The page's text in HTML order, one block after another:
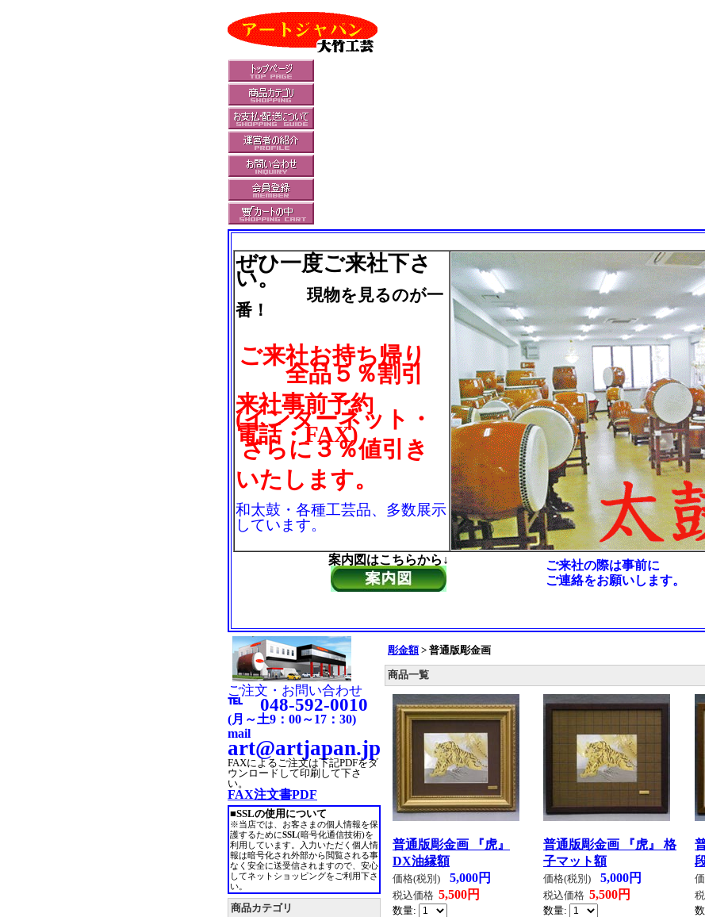
ぜひ一度ご来社下さ
い。
現物を見るのが一
番！
ご来社お持ち帰り
全品５％割引
来社事前予約
(インターネット・
電話・FAX)
さらに３％値引き
いたします。
和太鼓・各種工芸品、多数展示
しています。
案内図はこちらから↓
ご来社の際は事前に
ご連絡をお願いします。
ご注文・お問い合わせ
℡ 048-592-0010
(月～土9：00～17：30)
mail
art@artjapan.jp
FAXによるご注文は下記PDFをダ
ウンロードして印刷して下さ
い。
FAX注文書PDF
■SSLの使用について
※当店では、お客さまの個人情報を保
護するためにSSL(暗号化通信技術)を
利用しています。入力いただく個人情
報は暗号化され外部から閲覧される事
なく安全に送受信されますので、安心
してネットショッピングをご利用下さ
い。
商品カテゴリ
彫金額> 普通版彫金画
商品一覧
普通版彫金画 『虎』
DX油縁額
価格(税別) 5,000円
税込価格 5,500円
数量:
普通版彫金画 『虎』 格
子マット額
価格(税別) 5,000円
税込価格 5,500円
数量: